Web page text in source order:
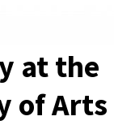
at the
of Arts